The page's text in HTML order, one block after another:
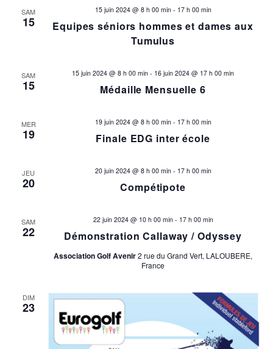
SAM
15
Equipes séniors hommes et dames aux
Tumulus
15 juin 2024 @ 8 h 00 min- 17 h 00 min
SAM
15 Médaille Mensuelle 6
15 juin 2024 @ 8 h 00 min - 16 juin 2024 @ 17 h 00 min
MER
19 Finale EDG inter école
19 juin 2024 @ 8 h 00 min- 17 h 00 min
JEU
20 Compétipote
20 juin 2024 @ 8 h 00 min- 17 h 00 min
SAM
22 Démonstration Callaway / Odyssey
22 juin 2024 @ 10 h 00 min- 17 h 00 min
Association Golf Avenir2 rue du Grand Vert, LALOUBERE,
France
DIM
23